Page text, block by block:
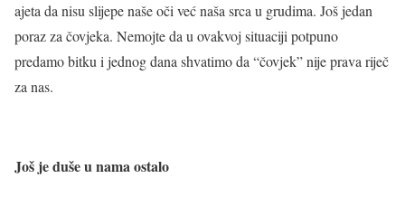
ajeta da nisu slijepe naše oči već naša srca u grudima. Još jedan
poraz za čovjeka. Nemojte da u ovakvoj situaciji potpuno
predamo bitku i jednog dana shvatimo da “čovjek” nije prava riječ
za nas.
Još je duše u nama ostalo